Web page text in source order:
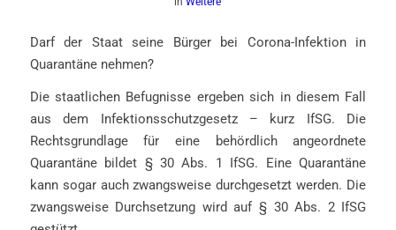
Darf der Staat seine Bürger bei Corona-Infektion in
Quarantäne nehmen?
Die staatlichen Befugnisse ergeben sich in diesem Fall
aus dem Infektionsschutzgesetz – kurz IfSG. Die
Rechtsgrundlage für eine behördlich angeordnete
Quarantäne bildet § 30 Abs. 1 IfSG. Eine Quarantäne
kann sogar auch zwangsweise durchgesetzt werden. Die
zwangsweise Durchsetzung wird auf § 30 Abs. 2 IfSG